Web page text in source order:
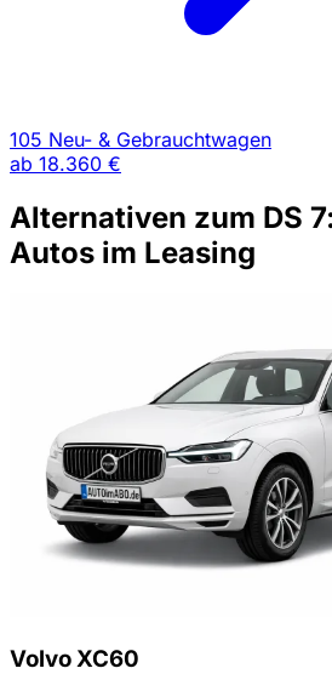
105 Neu- & Gebrauchtwagen
ab 18.360 €
Alternativen zum DS
Autos im Leasing
Volvo XC60